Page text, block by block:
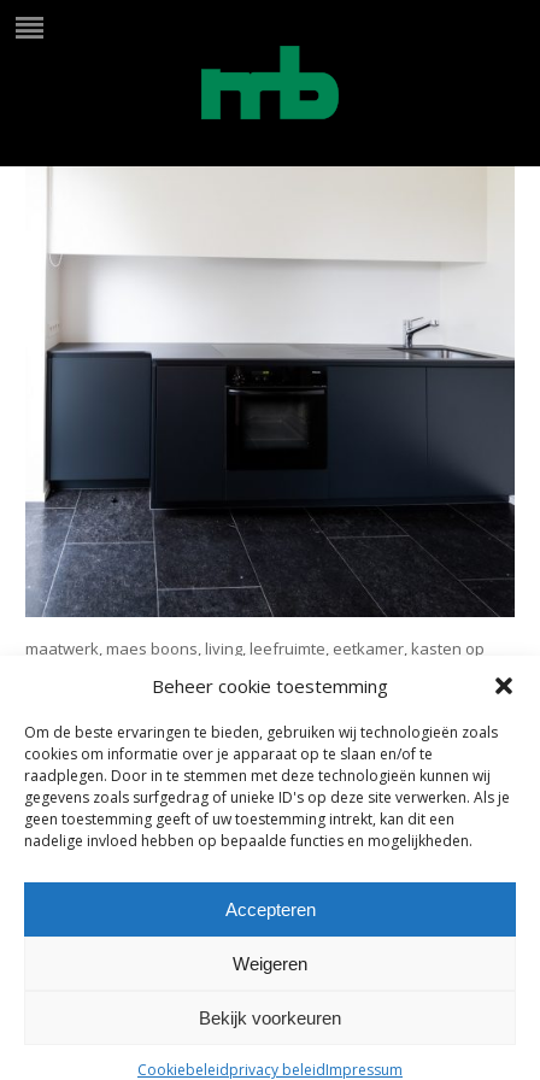
Beheer cookie toestemming
Om de beste ervaringen te bieden, gebruiken wij technologieën zoals
cookies om informatie over je apparaat op te slaan en/of te
raadplegen. Door in te stemmen met deze technologieën kunnen wij
gegevens zoals surfgedrag of unieke ID's op deze site verwerken. Als je
geen toestemming geeft of uw toestemming intrekt, kan dit een
nadelige invloed hebben op bepaalde functies en mogelijkheden.
Accepteren
Weigeren
Bekijk voorkeuren
Cookiebeleidprivacy beleidImpressum
kleine keuken kitchenette
maatwerk, maes boons, living, leefruimte, eetkamer, kasten op
onderkasten, bovenkasten, ladenblok, greeploos, lades,
draaideuren, hangkasten, wand, Maes boons, interieur maatwerk,
inbouwkasten op maat, interieur, kast op maat, dekton ,verdoken
handgreep, lakwerk, dampkap in blad, toonzaal maes, boons,
bazel, interieur, maatwerk, kruibeke, temse, beveren, haasdonk,
rupelmonde, bazel, oost- Vlaanderen, waasland, nieuwkerken,
zwijndrecht, burcht, antwerpen, durlet, belgië, interieur maatwerk,
badkamer, strak, kasten op maat, kastenwand, lak , wit , mat, hoge
kasten, wand, opberging, berging, ,inloopdouche, eik, fineer,
greeploos, duwsysteem,
- 9150 Kruibeke |tel. +32 03 774 10 60